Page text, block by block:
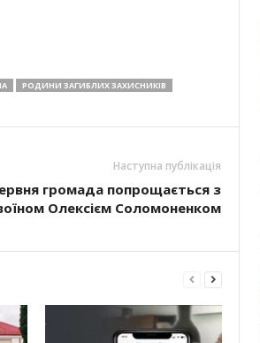
РОДИНИ ЗАГИБЛИХ ЗАХИСНИКІВ
Наступна публікація
громада попрощається з
Олексієм Соломоненком